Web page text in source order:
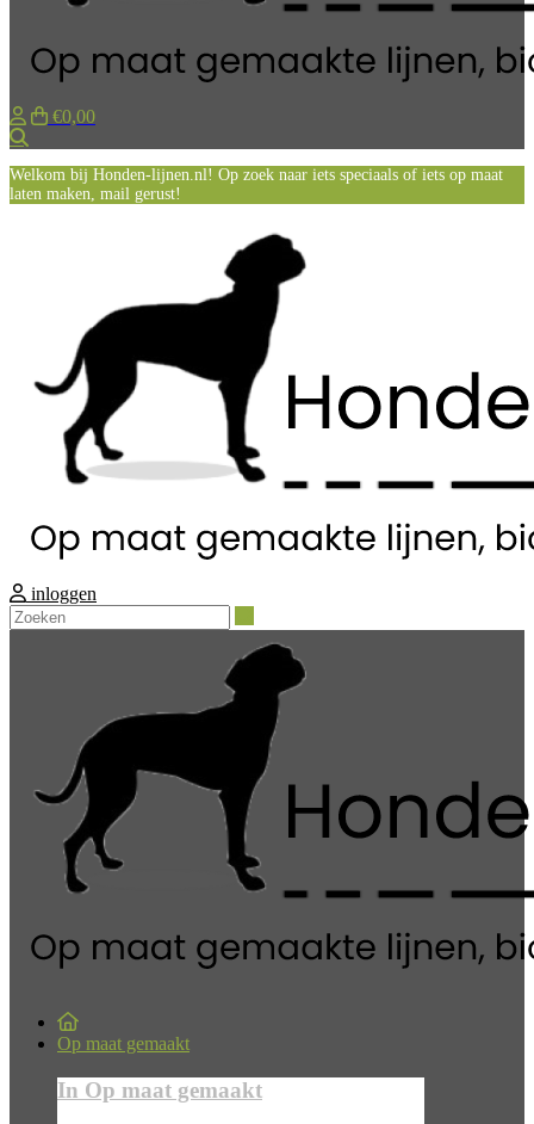
€0,00
Welkom bij Honden-lijnen.nl! Op zoek naar iets speciaals of iets op maat
laten maken, mail gerust!
inloggen
Op maat gemaakt
In Op maat gemaakt